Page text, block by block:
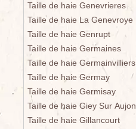
Taille de haie Genevrieres
Taille de haie La Genevroye
Taille de haie Genrupt
Taille de haie Germaines
Taille de haie Germainvilliers
Taille de haie Germay
Taille de haie Germisay
Taille de haie Giey Sur Aujon
Taille de haie Gillancourt